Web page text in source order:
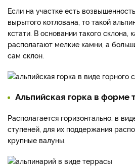
Если на участке есть
вырытого котлована, то такой
кстати. В основании такого склона,
располагают мелкие камни, а
сам склон.
Альпийская горка в форме
Располагается горизонтально, в
ступеней, для их поддержания
крупные валуны.